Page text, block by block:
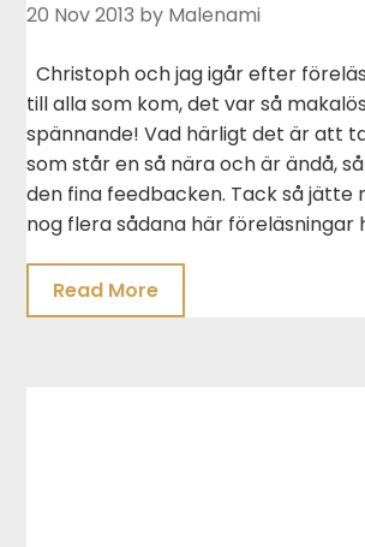
20 Nov 2013 by Malenami
Christoph och jag igår efter
till alla som kom, det var så
spännande! Vad härligt det är att
som står en så nära och är ändå,
den fina feedbacken. Tack så jätte
nog flera sådana här föreläsningar
Read More